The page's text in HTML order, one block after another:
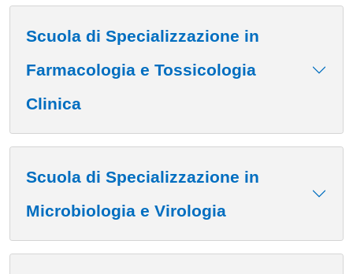
Scuola di Specializzazione in
Farmacologia e Tossicologia
Clinica
Scuola di Specializzazione in
Microbiologia e Virologia